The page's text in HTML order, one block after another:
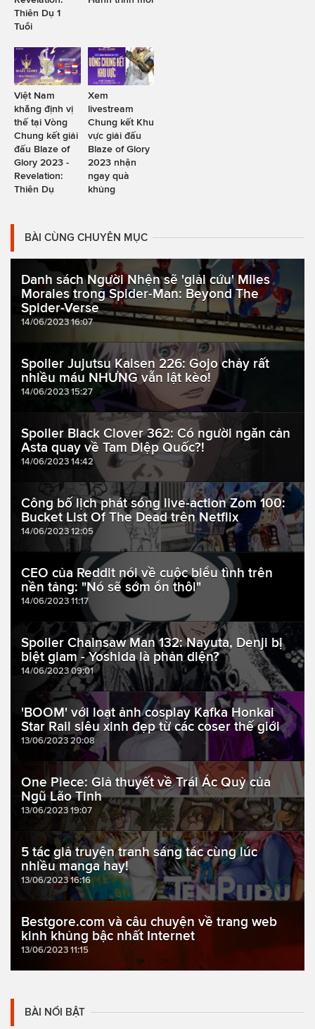
Thiên Dụ 1
Tuổi
Việt Nam
khẳng định vị
thế tại Vòng
Chung kết giải
đấu Blaze of
Glory 2023 -
Revelation:
Thiên Dụ
Xem
livestream
Chung kết Khu
vực giải đấu
Blaze of Glory
2023 nhận
ngay quà
khủng
BÀI CÙNG CHUYÊN MỤC
Danh sách Người Nhện sẽ 'giải cứu' Miles
Morales trong Spider-Man: Beyond The
Spider-Verse
14/06/2023 16:07
Spoiler Jujutsu Kaisen 226: Gojo chảy rất
nhiều máu NHƯNG vẫn lật kèo!
14/06/2023 15:27
Spoiler Black Clover 362: Có người ngăn cản
Asta quay về Tam Diệp Quốc?!
14/06/2023 14:42
Công bố lịch phát sóng live-action Zom 100:
Bucket List Of The Dead trên Netflix
14/06/2023 12:05
CEO của Reddit nói về cuộc biểu tình trên
nền tảng: "Nó sẽ sớm ổn thôi"
14/06/2023 11:17
Spoiler Chainsaw Man 132: Nayuta, Denji bị
biệt giam - Yoshida là phản diện?
14/06/2023 09:01
'BOOM' với loạt ảnh cosplay Kafka Honkai
Star Rail siêu xinh đẹp từ các coser thế giới
13/06/2023 20:08
One Piece: Giả thuyết về Trái Ác Quỷ của
Ngũ Lão Tinh
13/06/2023 19:07
5 tác giả truyện tranh sáng tác cùng lúc
nhiều manga hay!
13/06/2023 16:16
Bestgore.com và câu chuyện về trang web
kinh khủng bậc nhất Internet
13/06/2023 11:15
BÀI NỔI BẬT